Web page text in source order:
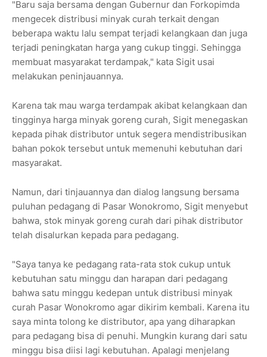
"Baru saja bersama dengan Gubernur dan Forkopimda
mengecek distribusi minyak curah terkait dengan
beberapa waktu lalu sempat terjadi kelangkaan dan juga
terjadi peningkatan harga yang cukup tinggi. Sehingga
membuat masyarakat terdampak," kata Sigit usai
melakukan peninjauannya.
Karena tak mau warga terdampak akibat kelangkaan dan
tingginya harga minyak goreng curah, Sigit menegaskan
kepada pihak distributor untuk segera mendistribusikan
bahan pokok tersebut untuk memenuhi kebutuhan dari
masyarakat.
Namun, dari tinjauannya dan dialog langsung bersama
puluhan pedagang di Pasar Wonokromo, Sigit menyebut
bahwa, stok minyak goreng curah dari pihak distributor
telah disalurkan kepada para pedagang.
"Saya tanya ke pedagang rata-rata stok cukup untuk
kebutuhan satu minggu dan harapan dari pedagang
bahwa satu minggu kedepan untuk distribusi minyak
curah Pasar Wonokromo agar dikirim kembali. Karena itu
saya minta tolong ke distributor, apa yang diharapkan
para pedagang bisa di penuhi. Mungkin kurang dari satu
minggu bisa diisi lagi kebutuhan. Apalagi menjelang